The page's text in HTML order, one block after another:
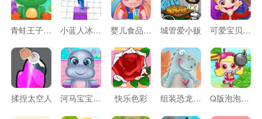
青蛙王子变戏法 小蓝人冰上漫步 婴儿食品烹饪 城管爱小贩 可爱宝贝拍杂志
揉捏太空人 河马宝宝护理 快乐色彩 组装恐龙化石 Q版泡泡堂任务版